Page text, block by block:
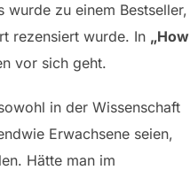
wurde zu einem Bestseller,
rezensiert wurde. In „How
vor sich geht.
in der Wissenschaft
Erwachsene seien,
Hätte man im